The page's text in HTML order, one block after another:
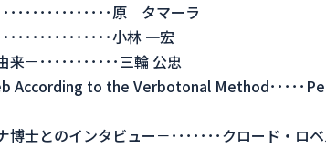
･･････････････原 タマーラ
･････････････小林 一宏
－･･･････････三輪 公忠
According to the Verbotonal Method･････
士とのインタビュー－･･･････クロード・ロ